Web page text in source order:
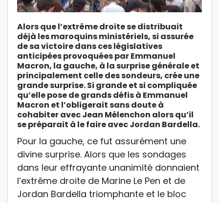
Alors que l’extrême droite se distribuait
déjà les maroquins ministériels, si assurée
de sa victoire dans ces législatives
anticipées provoquées par Emmanuel
Macron, la gauche, à la surprise générale et
principalement celle des sondeurs, crée une
grande surprise. Si grande et si compliquée
qu’elle pose de grands défis à Emmanuel
Macron et l’obligerait sans doute à
cohabiter avec Jean Mélenchon alors qu’il
se préparait à le faire avec Jordan Bardella.
Pour la gauche, ce fut assurément une
divine surprise. Alors que les sondages
dans leur effrayante unanimité donnaient
l’extrême droite de Marine Le Pen et de
Jordan Bardella triomphante et le bloc